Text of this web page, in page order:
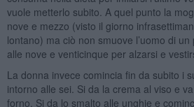
vuole metterlo subito. A quel punto la
nove e mezzo (visto il giorno
lontano) ma ciò non smuove l’uomo di
alle nove e venticinque per alzarsi e
La donna invece comincia fin da subito i
intorno alle sei. Si da la crema al viso e
forno. Si da lo smalto alle unghie e